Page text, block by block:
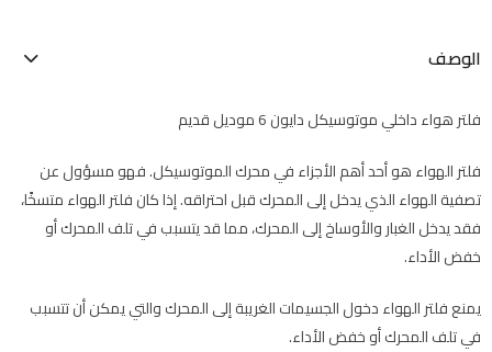
الوصف
فلتر هواء داخلي موتوسيكل دايون 6 موديل قديم
فلتر الهواء هو أحد أهم الأجزاء في محرك الموتوسيكل. فهو مسؤول عن
تصفية الهواء الذي يدخل إلى المحرك قبل احتراقه. إذا كان فلتر الهواء متسخًا،
فقد يدخل الغبار والأوساخ إلى المحرك، مما قد يتسبب في تلف المحرك أو
خفض الأداء.
يمنع فلتر الهواء دخول الجسيمات الغريبة إلى المحرك والتي يمكن أن تتسبب
في تلف المحرك أو خفض الأداء.